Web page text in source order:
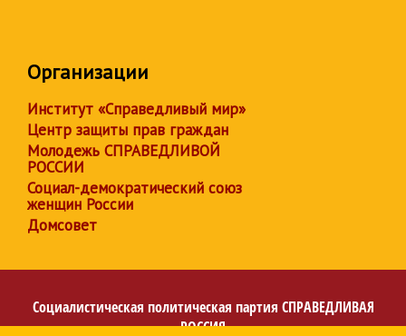
Организации
Институт «Справедливый мир»
Центр защиты прав граждан
Молодежь СПРАВЕДЛИВОЙ
РОССИИ
Социал-демократический союз
женщин России
Домсовет
Социалистическая политическая партия СПРАВЕДЛИВАЯ
РОССИЯ